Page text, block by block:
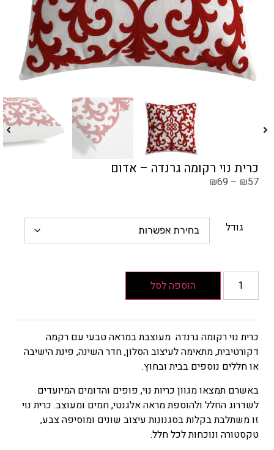
כרית נוי רקומה גרנדה – אדום
₪57
–
₪69
גודל
הוספה לסל
כרית נוי רקומה גרנדה מעוצבת במראה טבעי עם רקמה
דקורטיבית, מתאימה לעיצוב הסלון, חדר השינה, פינת הישיבה
או חללים נוספים בבית ובחוץ.
באשרם תמצאו מגוון כריות נוי, פופים והדומים המיועדים
לשדרוג החלל ולהוספת מראה אלגנטי, חמים ומעוצב. כרית נוי
זו משתלבת בקלות בסגנונות עיצוב שונים ומוסיפה צבע,
טקסטורה ונוכחות לכל חלל.